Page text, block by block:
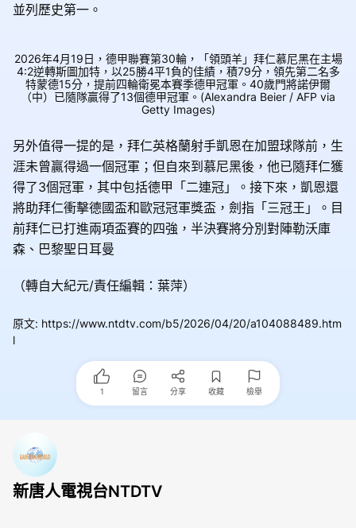
並列歷史第一。
2026年4月19日，德甲聯賽第30輪，「領頭羊」拜仁慕尼黑在主場
4:2逆轉斯圖加特，以25勝4平1負的佳績，積79分，領先第二名多
特蒙德15分，提前四輪衛冕本賽季德甲冠軍。40歲門將諾伊爾
（中）已隨隊贏得了13個德甲冠軍。(Alexandra Beier / AFP via
Getty Images)
另外值得一提的是，拜仁英格蘭射手凱恩在加盟球隊前，生
涯未曾贏得過一個冠軍；但自來到慕尼黑後，他已隨拜仁獲
得了3個冠軍，其中包括德甲「二連冠」。接下來，凱恩還
將助拜仁衝擊德國盃和歐冠冠軍獎盃，劍指「三冠王」。目
前拜仁已打進兩項盃賽的四強，半決賽將分別對陣勒沃庫
森、巴黎聖日耳曼
（轉自大紀元/責任編輯：葉萍）
原文: https://www.ntdtv.com/b5/2026/04/20/a104088489.htm
l
1 留言 分享 收藏 檢舉
新唐人電視台NTDTV